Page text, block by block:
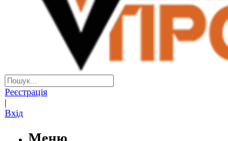
Реєстрація
|
Вхід